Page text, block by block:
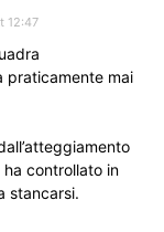
12:47
praticamente mai
controllato in
stancarsi.